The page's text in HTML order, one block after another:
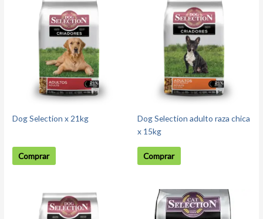
Dog Selection x 21kg
Comprar
Dog Selection adulto raza chica
x 15kg
Comprar